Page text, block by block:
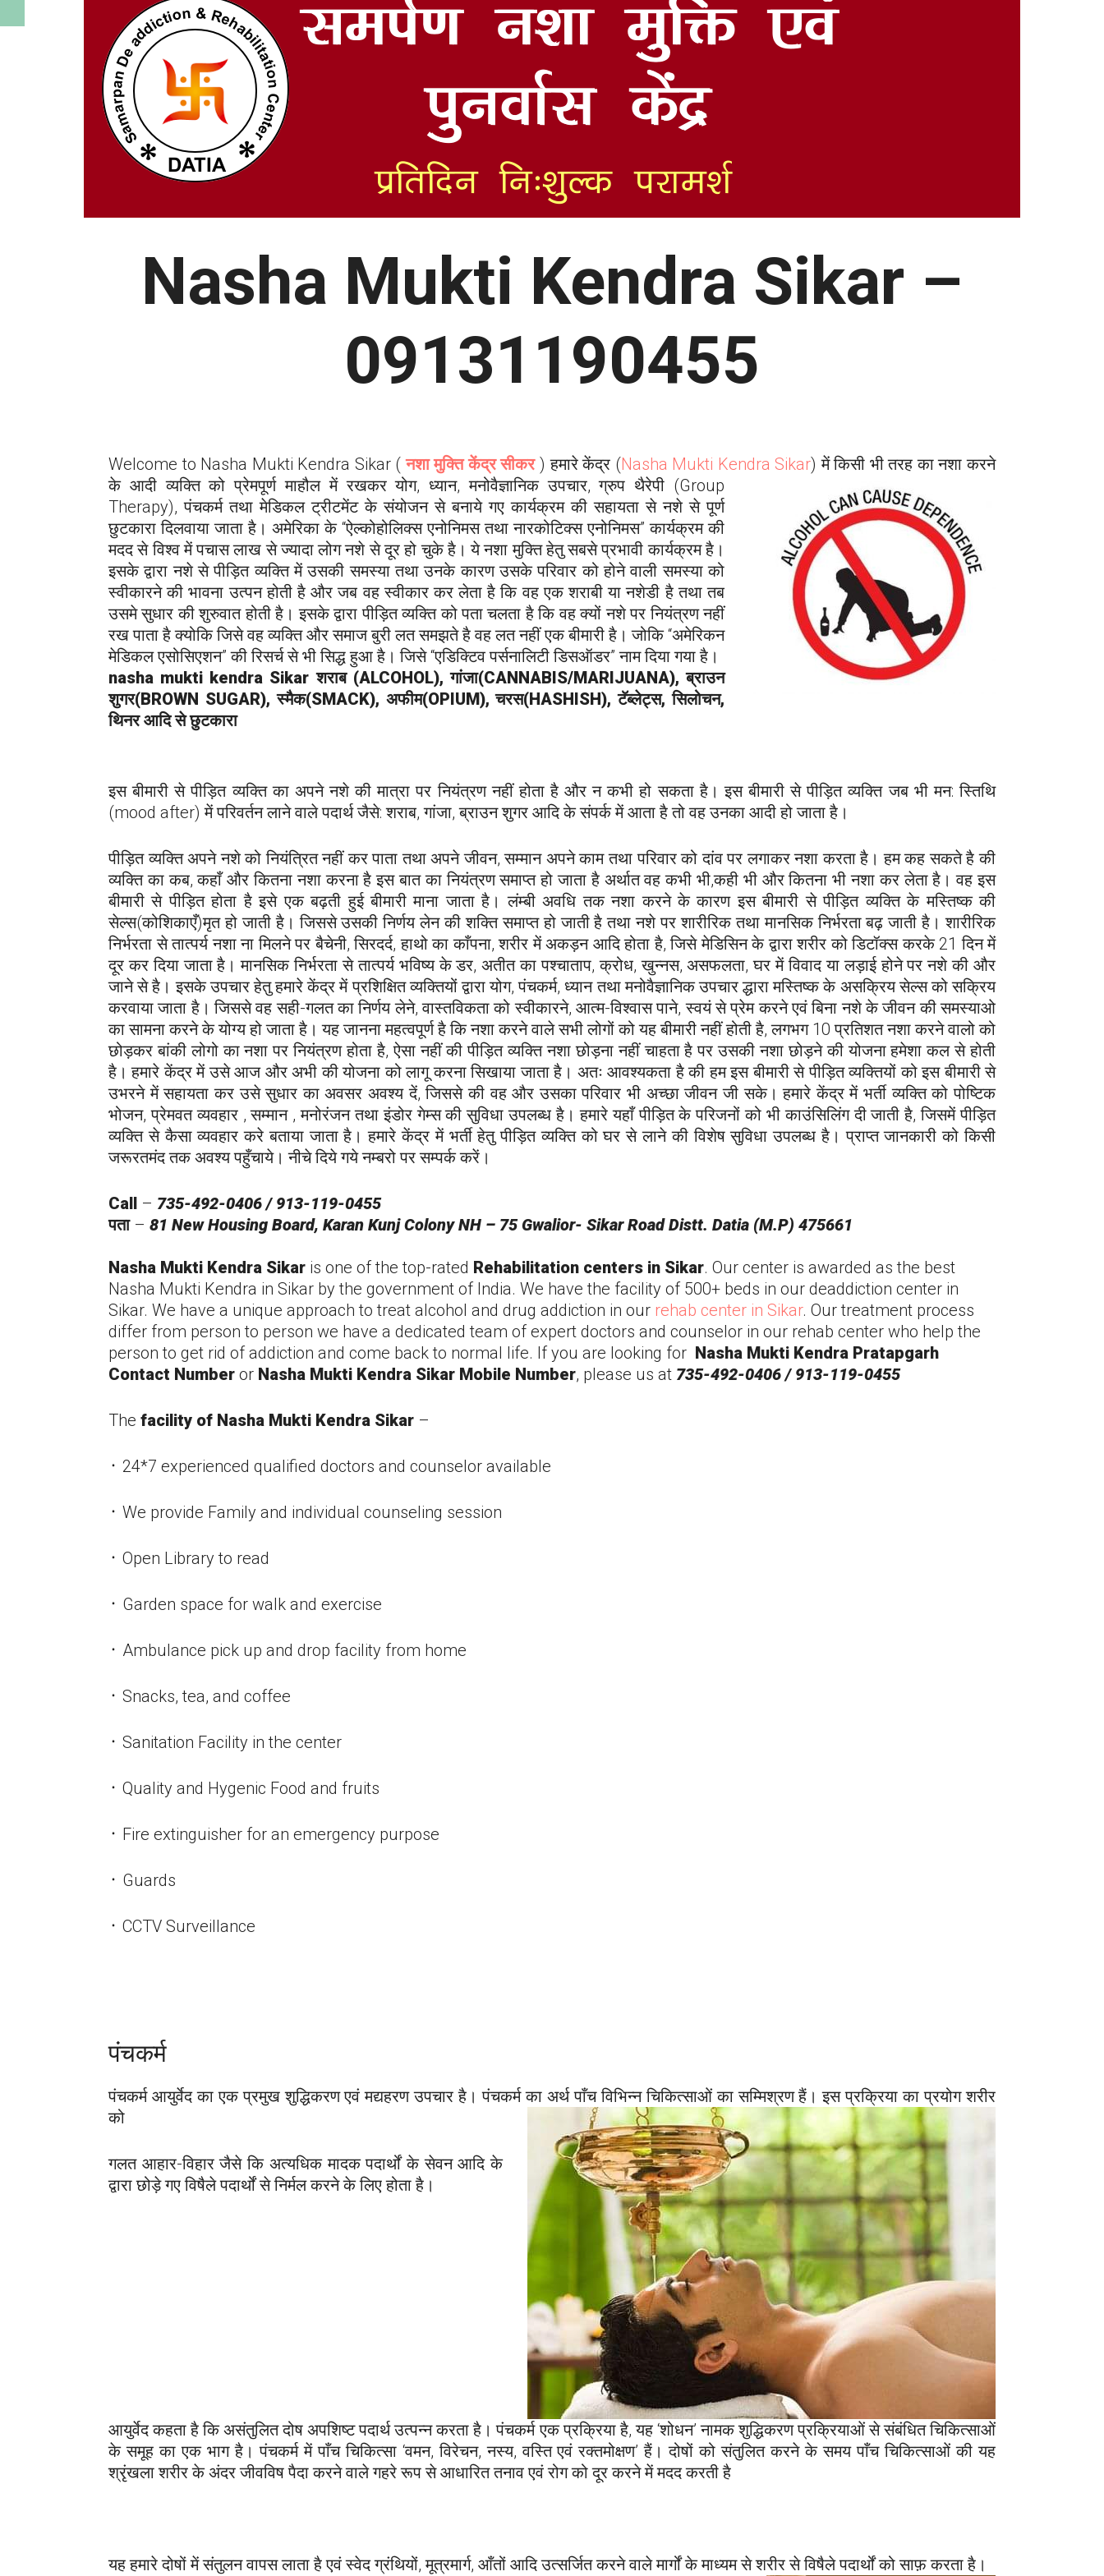
Nasha Mukti Kendra Sikar –
09131190455
Welcome to Nasha Mukti Kendra Sikar (नशा मुक्ति केंद्र सीकर ) हमारे केंद्र (Nasha Mukti Kendra Sikar) में किसी भी तरह का नशा करने
के आदी व्यक्ति को प्रेमपूर्ण माहौल में रखकर योग, ध्यान, मनोवैज्ञानिकउपचार, ग्रुप थैरेपी (Group
Therapy), पंचकर्म तथा मेडिकल ट्रीटमेंट के संयोजन से बनाये गए कार्यक्रम की सहायता से नशे से पूर्ण
छुटकारा दिलवाया जाता है। अमेरिका के “ऐल्कोहोलिक्स एनोनिमस तथा नारकोटिक्स एनोनिमस” कार्यक्रम की
मदद से विश्व में पचास लाख से ज्यादा लोग नशे से दूर हो चुके है। ये नशा मुक्ति हेतु सबसे प्रभावी कार्यक्रम है।
इसके द्वारा नशे से पीड़ित व्यक्ति में उसकी समस्या तथा उनके कारण उसके परिवार को होने वाली समस्या को
स्वीकारने की भावना उत्पन होती है और जब वह स्वीकार कर लेता है कि वह एक शराबी या नशेडी है तथा तब
उसमे सुधार की शुरुवात होती है। इसके द्वारा पीड़ित व्यक्ति को पता चलता है कि वह क्यों नशे पर नियंत्रण नहीं
रख पाता है क्योकि जिसे वह व्यक्ति और समाज बुरी लत समझते है वह लत नहीं एक बीमारी है। जोकि “अमेरिकन
मेडिकल एसोसिएशन” की रिसर्च से भी सिद्ध हुआ है। जिसे “एडिक्टिव पर्सनालिटी डिसऑडर” नाम दिया गया है।
nasha mukti kendra Sikarशराब (ALCOHOL), गांजा(CANNABIS/MARIJUANA), ब्राउन
शुगर(BROWN SUGAR), स्मैक(SMACK), अफीम(OPIUM), चरस(HASHISH), टॅब्लेट्स, सिलोचन,
थिनर आदि से छुटकारा
इस बीमारी से पीड़ित व्यक्ति का अपने नशे की मात्रा पर नियंत्रण नहीं होता है और न कभी हो सकता है। इस बीमारी से पीड़ित व्यक्ति जब भी मन: स्तिथि
(mood after) में परिवर्तन लाने वाले पदार्थ जैसे: शराब, गांजा, ब्राउन शुगर आदि के संपर्क में आता है तो वह उनका आदी हो जाता है।
पीड़ित व्यक्ति अपने नशे को नियंत्रित नहीं कर पाता तथा अपने जीवन, सम्मान अपने काम तथा परिवार को दांव पर लगाकर नशा करता है। हम कह सकते है की
व्यक्ति का कब, कहाँ और कितना नशा करना है इस बात का नियंत्रण समाप्त हो जाता है अर्थात वह कभी भी,कही भी और कितना भी नशा कर लेता है। वह इस
बीमारी से पीड़ित होता है इसे एक बढ़ती हुई बीमारी माना जाता है। लंम्बी अवधि तक नशा करने के कारण इस बीमारी से पीड़ित व्यक्ति के मस्तिष्क की
सेल्स(कोशिकाएँ)मृत हो जाती है। जिससे उसकी निर्णय लेन की शक्ति समाप्त हो जाती है तथा नशे पर शारीरिक तथा मानसिक निर्भरता बढ़ जाती है। शारीरिक
निर्भरता से तात्पर्य नशा ना मिलने पर बैचेनी, सिरदर्द, हाथो का काँपना, शरीर में अकड़न आदि होता है, जिसे मेडिसिन के द्वारा शरीर को डिटॉक्स करके 21 दिन में
दूर कर दिया जाता है। मानसिक निर्भरता से तात्पर्य भविष्य के डर, अतीत का पश्चाताप, क्रोध, खुन्नस, असफलता, घर में विवाद या लड़ाई होने पर नशे की और
जाने से है। इसके उपचार हेतु हमारे केंद्र में प्रशिक्षित व्यक्तियों द्वारा योग, पंचकर्म, ध्यान तथा मनोवैज्ञानिक उपचार द्धारा मस्तिष्क के असक्रिय सेल्स को सक्रिय
करवाया जाता है। जिससे वह सही-गलत का निर्णय लेने, वास्तविकता को स्वीकारने, आत्म-विश्वास पाने, स्वयं से प्रेम करने एवं बिना नशे के जीवन की समस्याओ
का सामना करने के योग्य हो जाता है। यह जानना महत्वपूर्ण है कि नशा करने वाले सभी लोगों को यह बीमारी नहीं होती है, लगभग 10 प्रतिशत नशा करने वालो को
छोड़कर बांकी लोगो का नशा पर नियंत्रण होता है, ऐसा नहीं की पीड़ित व्यक्ति नशा छोड़ना नहीं चाहता है पर उसकी नशा छोड़ने की योजना हमेशा कल से होती
है। हमारे केंद्र में उसे आज और अभी की योजना को लागू करना सिखाया जाता है। अतः आवश्यकता है की हम इस बीमारी से पीड़ित व्यक्तियों को इस बीमारी से
उभरने में सहायता कर उसे सुधार का अवसर अवश्य दें, जिससे की वह और उसका परिवार भी अच्छा जीवन जी सके। हमारे केंद्र में भर्ती व्यक्ति को पोष्टिक
भोजन, प्रेमवत व्यवहार , सम्मान , मनोरंजन तथा इंडोर गेम्स की सुविधा उपलब्ध है। हमारे यहाँ पीड़ित के परिजनों को भी काउंसिलिंग दी जाती है, जिसमें पीड़ित
व्यक्ति से कैसा व्यवहार करे बताया जाता है। हमारे केंद्र में भर्ती हेतु पीड़ित व्यक्ति को घर से लाने की विशेष सुविधा उपलब्ध है। प्राप्त जानकारी को किसी
जरूरतमंद तक अवश्य पहुँचाये। नीचे दिये गये नम्बरो पर सम्पर्क करें।
Call – 735-492-0406 / 913-119-0455
पता– 81 New Housing Board, Karan Kunj Colony NH – 75 Gwalior- SikarRoad Distt. Datia (M.P) 475661
Nasha Mukti Kendra Sikar is one of the top-rated Rehabilitation centers in Sikar. Our center is awarded as the best
Nasha Mukti Kendra in Sikar by the government of India. We have the facility of 500+ beds in our deaddiction center in
Sikar. We have a unique approach to treat alcohol and drug addiction in our rehab center in Sikar. Our treatment process
differ from person to person we have a dedicated team of expert doctors and counselor in our rehab center who help the
person to get rid of addiction and come back to normal life. If you are looking for Nasha Mukti Kendra Pratapgarh
Contact Number or Nasha Mukti Kendra Sikar Mobile Number, please us at 735-492-0406 / 913-119-0455
The facility of Nasha Mukti Kendra Sikar –
᛫ 24*7 experienced qualified doctors and counselor available
᛫ We provide Family and individual counseling session
᛫ Open Library to read
᛫ Garden space for walk and exercise
᛫ Ambulance pick up and drop facility from home
᛫ Snacks, tea, and coffee
᛫ Sanitation Facility in the center
᛫ Quality and Hygenic Food and fruits
᛫ Fire extinguisher for an emergency purpose
᛫ Guards
᛫ CCTV Surveillance
पंचकर्म
पंचकर्म आयुर्वेद का एक प्रमुख शुद्धिकरण एवं मद्यहरण उपचार है। पंचकर्म का अर्थ पाँच विभिन्न चिकित्साओं का सम्मिश्रण हैं। इस प्रक्रिया का प्रयोग शरीर
को
गलत आहार-विहार जैसे कि अत्यधिक मादक पदार्थों के सेवन आदि के
द्वारा छोड़े गए विषैले पदार्थों से निर्मल करने के लिए होता है।
आयुर्वेद कहता है कि असंतुलित दोष अपशिष्ट पदार्थ उत्पन्न करता है। पंचकर्म एक प्रक्रिया है, यह ‘शोधन’ नामक शुद्धिकरण प्रक्रियाओं से संबंधित चिकित्साओं
के समूह का एक भाग है। पंचकर्म में पाँच चिकित्सा ‘वमन, विरेचन, नस्य, वस्ति एवं रक्तमोक्षण’ हैं। दोषों को संतुलित करने के समय पाँच चिकित्साओं की यह
श्रृंखला शरीर के अंदर जीवविष पैदा करने वाले गहरे रूप से आधारित तनाव एवं रोग को दूर करने में मदद करती है
यह हमारे दोषों में संतुलन वापस लाता है एवं स्वेद ग्रंथियों, मूत्रमार्ग, आँतों आदि उत्सर्जित करने वाले मार्गों के माध्यम से शरीर से विषैले पदार्थों को साफ़ करताहै।